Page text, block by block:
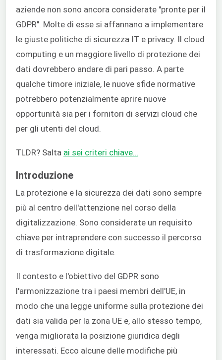
aziende non sono ancora considerate "pronte per il
GDPR". Molte di esse si affannano a implementare
le giuste politiche di sicurezza IT e privacy. Il cloud
computing e un maggiore livello di protezione dei
dati dovrebbero andare di pari passo. A parte
qualche timore iniziale, le nuove sfide normative
potrebbero potenzialmente aprire nuove
opportunità sia per i fornitori di servizi cloud che
per gli utenti del cloud.
TLDR? Salta ai sei criteri chiave…
Introduzione
La protezione e la sicurezza dei dati sono sempre
più al centro dell'attenzione nel corso della
digitalizzazione. Sono considerate un requisito
chiave per intraprendere con successo il percorso
di trasformazione digitale.
Il contesto e l'obiettivo del GDPR sono
l'armonizzazione tra i paesi membri dell'UE, in
modo che una legge uniforme sulla protezione dei
dati sia valida per la zona UE e, allo stesso tempo,
venga migliorata la posizione giuridica degli
interessati. Ecco alcune delle modifiche più